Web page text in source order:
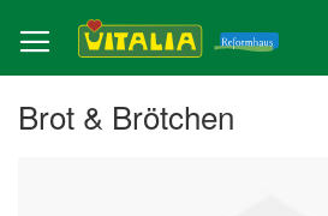
zum
Inhalt
Brot & Brötchen